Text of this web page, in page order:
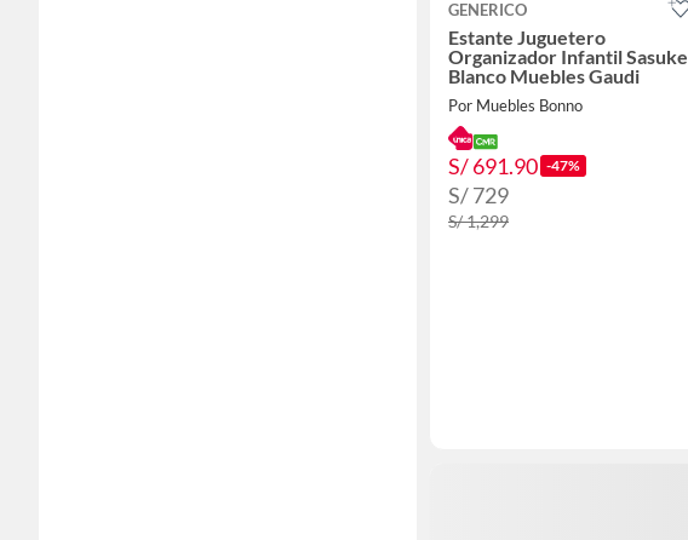
GENERICO
Estante Juguetero
Organizador Infantil Sasuke
Blanco Muebles Gaudi
Por Muebles Bonno
S/ 691.90 -47%
S/ 729
S/ 1,299